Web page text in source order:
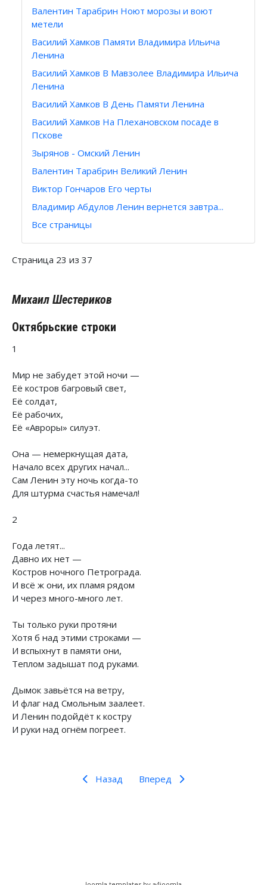
Валентин Тарабрин Ноют морозы и воют
метели
Василий Хамков Памяти Владимира Ильича
Ленина
Василий Хамков В Мавзолее Владимира Ильича
Ленина
Василий Хамков В День Памяти Ленина
Василий Хамков На Плехановском посаде в
Пскове
Зырянов - Омский Ленин
Валентин Тарабрин Великий Ленин
Виктор Гончаров Его черты
Владимир Абдулов Ленин вернется завтра...
Все страницы
Страница 23 из 37
Михаил Шестериков
Октябрьские строки
1
Мир не забудет этой ночи —
Её костров багровый свет,
Её солдат,
Её рабочих,
Её «Авроры» силуэт.
Она — немеркнущая дата,
Начало всех других начал...
Сам Ленин эту ночь когда-то
Для штурма счастья намечал!
2
Года летят...
Давно их нет —
Костров ночного Петрограда.
И всё ж они, их пламя рядом
И через много-много лет.
Ты только руки протяни
Хотя б над этими строками —
И вспыхнут в памяти они,
Теплом задышат под руками.
Дымок завьётся на ветру,
И флаг над Смольным заалеет.
И Ленин подойдёт к костру
И руки над огнём погреет.
Назад Вперед